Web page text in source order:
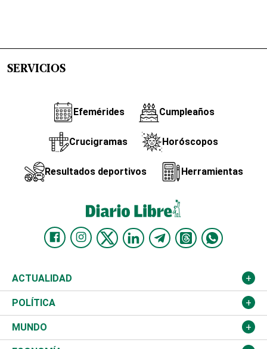
SERVICIOS
Efemérides Cumpleaños
Crucigramas Horóscopos
Resultados deportivos Herramientas
ACTUALIDAD
Nacional
Ciudad
POLÍTICA
Partidos
MUNDO